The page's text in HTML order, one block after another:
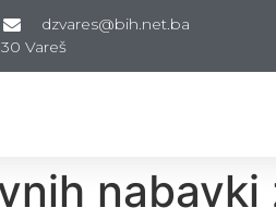
dzvares@bih.net.ba
Vareš
nabavki